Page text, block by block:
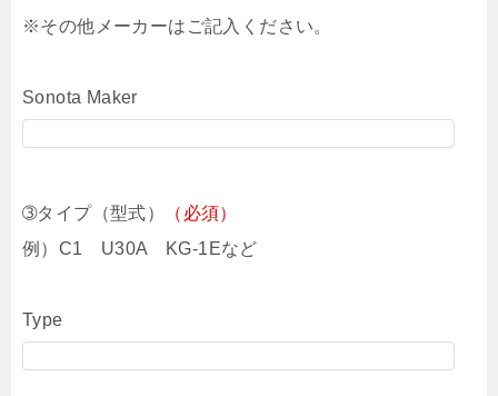
※その他メーカーはご記入ください。
Sonota Maker
➂タイプ（型式）
（必須）
例）C1 U30A KG-1Eなど
Type